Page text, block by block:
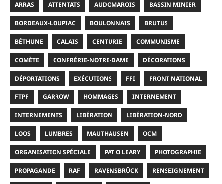
ARRAS ATTENTATS AUDOMAROIS BASSIN MINIER
BORDEAUX-LOUPIAC BOULONNAIS BRUTUS
BÉTHUNE CALAIS CENTURIE COMMUNISME
COMÈTE CONFRÉRIE-NOTRE-DAME DÉCORATIONS
DÉPORTATIONS EXÉCUTIONS FFI FRONT NATIONAL
FTPF GARROW HOMMAGES INTERNEMENT
INTERNEMENTS LIBÉRATION LIBÉRATION-NORD
LOOS LUMBRES MAUTHAUSEN OCM
ORGANISATION SPÉCIALE PAT O LEARY PHOTOGRAPHIE
PROPAGANDE RAF RAVENSBRÜCK RENSEIGNEMENT